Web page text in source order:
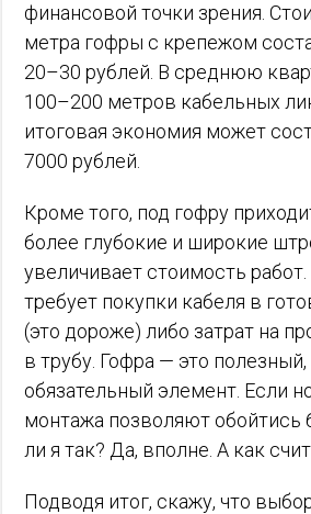
финансовой точки зрения.
метра гофры с крепежом
20–30 рублей. В среднюю
100–200 метров кабельных
итоговая экономия может
7000 рублей.
Кроме того, под гофру
более глубокие и широкие
увеличивает стоимость
требует покупки кабеля в
(это дороже) либо затрат на
в трубу. Гофра — это
обязательный элемент. Если
монтажа позволяют обойтись
ли я так? Да, вполне. А как
Подводя итог, скажу, что